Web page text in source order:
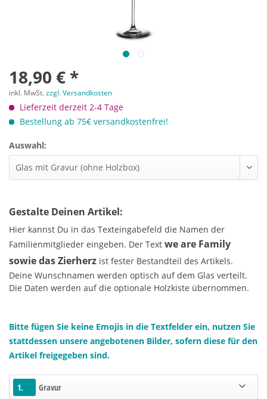
18,90 € *
inkl. MwSt.zzgl. Versandkosten
Lieferzeit derzeit 2-4 Tage
Bestellung ab 75€ versandkostenfrei!
Auswahl:
Gestalte Deinen Artikel:
Hier kannst Du in das Texteingabefeld die Namen der
Familienmitglieder eingeben. Der Text we are Family
sowie das Zierherz ist fester Bestandteil des Artikels.
Deine Wunschnamen werden optisch auf dem Glas verteilt.
Die Daten werden auf die optionale Holzkiste übernommen.
Bitte fügen Sie keine Emojis in die Textfelder ein, nutzen Sie
stattdessen unsere angebotenen Bilder, sofern diese für den
Artikel freigegeben sind.
1. Gravur